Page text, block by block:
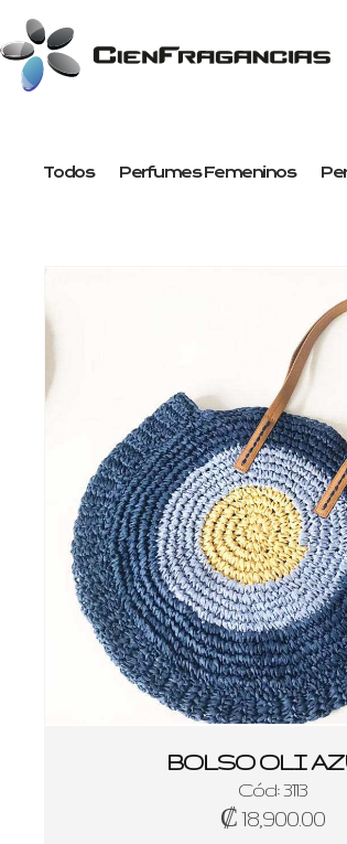
Todos Perfumes Femeninos
BOLSO OLI
Cód: 3113
₡ 18,900.00